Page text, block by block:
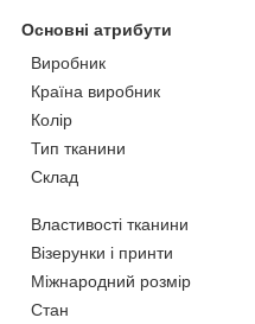
Основні атрибути
Виробник
Країна виробник
Колір
Тип тканини
Склад
Властивості тканини
Візерунки і принти
Міжнародний розмір
Стан